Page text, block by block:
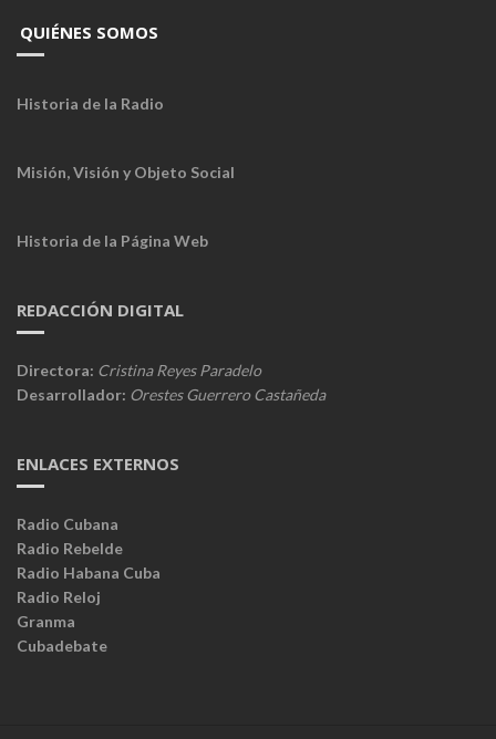
QUIÉNES SOMOS
Historia de la Radio
Misión, Visión y Objeto Social
Historia de la Página Web
REDACCIÓN DIGITAL
Directora: Cristina Reyes Paradelo
Desarrollador: Orestes Guerrero Castañeda
ENLACES EXTERNOS
Radio Cubana
Radio Rebelde
Radio Habana Cuba
Radio Reloj
Granma
Cubadebate